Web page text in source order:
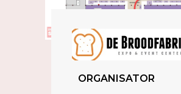
ORGANISATOR